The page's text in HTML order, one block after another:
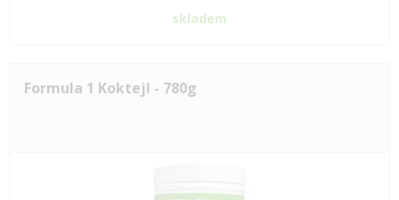
skladem
Formula 1 Koktejl - 780g